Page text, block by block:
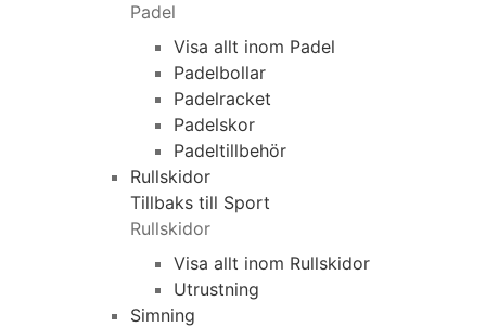
Padel
Visa allt inom Padel
Padelbollar
Padelracket
Padelskor
Padeltillbehör
Rullskidor
Tillbaks till Sport
Rullskidor
Visa allt inom Rullskidor
Utrustning
Simning